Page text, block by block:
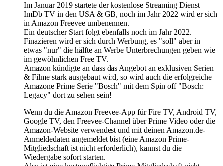
Im Januar 2019 startete der kostenlose Streaming Dienst
ImDb TV in den USA & GB, noch im Jahr 2022 wird er sich
in Amazon Freevee umbenennen.
Ein deutscher Start folgt ebenfalls noch im Jahr 2022.
Finazieren wird er sich durch Werbung, es "soll" aber in
etwas "nur" die hälfte an Werbe Unterbrechungen geben wie
im gewöhnlichen Free TV.
Amazon kündigte an dass das Angebot an exklusiven Serien
& Filme stark ausgebaut wird, so wird auch die erfolgreiche
Amazone Prime Serie "Bosch" mit dem Spin off "Bosch:
Legacy" dort zu sehen sein!
Wenn du die Amazon Freevee-App für Fire TV, Android TV,
Google TV, den Freevee-Channel über Prime Video oder die
Amazon-Website verwendest und mit deinen Amazon.de-
Anmeldedaten angemeldet bist (eine Amazon Prime-
Mitgliedschaft ist nicht erforderlich), kannst du die
Wiedergabe sofort starten.